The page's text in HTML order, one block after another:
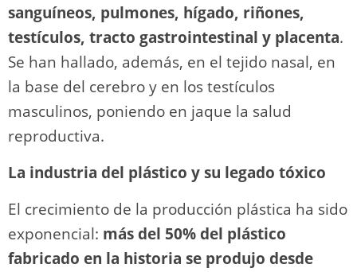
sanguíneos, pulmones, hígado, riñones,
testículos, tracto gastrointestinal y placenta.
Se han hallado, además, en el tejido nasal, en
la base del cerebro y en los testículos
masculinos, poniendo en jaque la salud
reproductiva.
La industria del plástico y su legado tóxico
El crecimiento de la producción plástica ha sido
exponencial: más del 50% del plástico
fabricado en la historia se produjo desde